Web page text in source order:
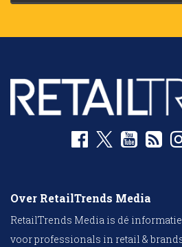
Over RetailTrends Media
RetailTrends Media is dé
voor professionals in retail &